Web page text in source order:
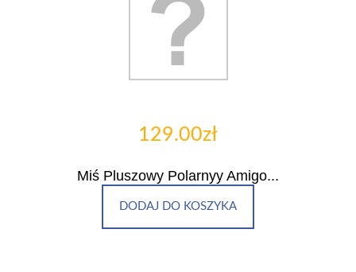
129.00zł
Miś Pluszowy Polarnyy Amigo...
DODAJ DO KOSZYKA